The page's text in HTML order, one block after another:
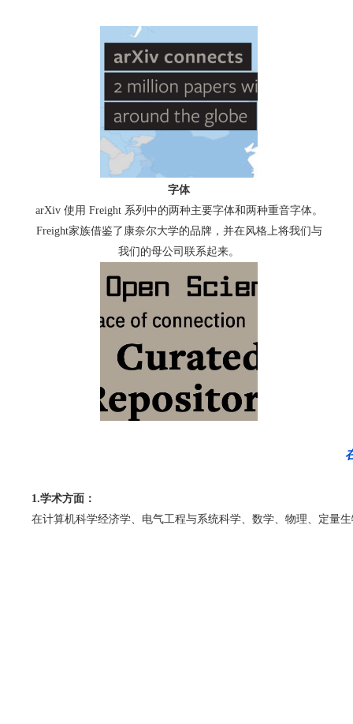
字体
arXiv 使用 Freight 系列中的两种主要字体和两种重音字体。
Freight家族借鉴了康奈尔大学的品牌，并在风格上将我们与
我们的母公司联系起来。
1.学术方面：
在计算机科学经济学、电气工程与系统科学、数学、物理、定量